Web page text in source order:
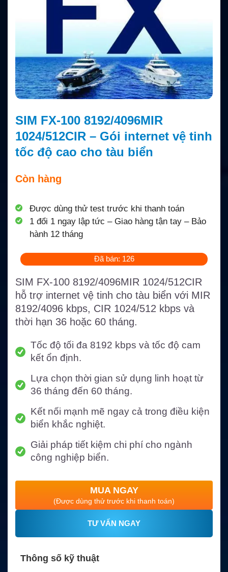
SIM FX-100 8192/4096MIR
1024/512CIR – Gói internet vệ tinh
tốc độ cao cho tàu biển
Còn hàng
Được dùng thử test trước khi thanh toán
1 đổi 1 ngay lập tức – Giao hàng tận tay – Bảo
hành 12 tháng
Đã bán: 126
SIM FX-100 8192/4096MIR 1024/512CIR
hỗ trợ internet vệ tinh cho tàu biển với MIR
8192/4096 kbps, CIR 1024/512 kbps và
thời hạn 36 hoặc 60 tháng.
Tốc độ tối đa 8192 kbps và tốc độ cam
kết ổn định.
Lựa chọn thời gian sử dụng linh hoạt từ
36 tháng đến 60 tháng.
Kết nối mạnh mẽ ngay cả trong điều kiện
biển khắc nghiệt.
Giải pháp tiết kiệm chi phí cho ngành
công nghiệp biển.
MUA NGAY
(Được dùng thử trước khi thanh toán)
TƯ VẤN NGAY
Thông số kỹ thuật